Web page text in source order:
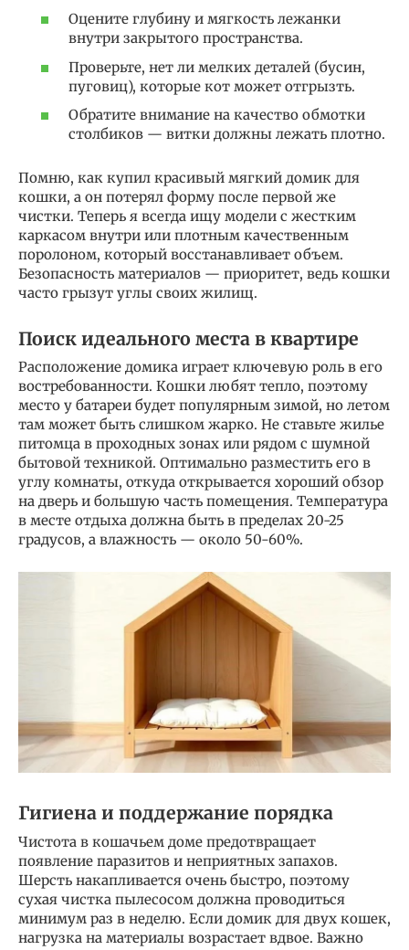
Оцените глубину и мягкость лежанки
внутри закрытого пространства.
Проверьте, нет ли мелких деталей (бусин,
пуговиц), которые кот может отгрызть.
Обратите внимание на качество обмотки
столбиков — витки должны лежать плотно.
Помню, как купил красивый мягкий домик для
кошки, а он потерял форму после первой же
чистки. Теперь я всегда ищу модели с жестким
каркасом внутри или плотным качественным
поролоном, который восстанавливает объем.
Безопасность материалов — приоритет, ведь кошки
часто грызут углы своих жилищ.
Поиск идеального места в квартире
Расположение домика играет ключевую роль в его
востребованности. Кошки любят тепло, поэтому
место у батареи будет популярным зимой, но летом
там может быть слишком жарко. Не ставьте жилье
питомца в проходных зонах или рядом с шумной
бытовой техникой. Оптимально разместить его в
углу комнаты, откуда открывается хороший обзор
на дверь и большую часть помещения. Температура
в месте отдыха должна быть в пределах 20-25
градусов, а влажность — около 50-60%.
Гигиена и поддержание порядка
Чистота в кошачьем доме предотвращает
появление паразитов и неприятных запахов.
Шерсть накапливается очень быстро, поэтому
сухая чистка пылесосом должна проводиться
минимум раз в неделю. Если домик для двух кошек,
нагрузка на материалы возрастает вдвое. Важно